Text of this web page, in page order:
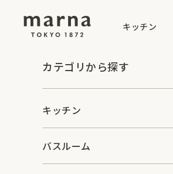
キッチン
カテゴリから探す
キッチン
バスルーム